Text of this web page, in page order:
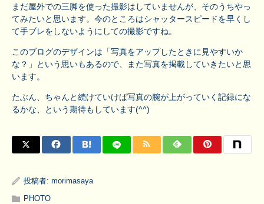
まだ屋外での三脚を使った撮影はしていませんが、そのうちやっ
てみたいと思います。今のところはシャッタースピードを早くし
て手ブレをしないようにしての撮影ですね。
このブログのデザインは「写真をアップしたときに見やすいか
な？」という思いもあるので、また写真を掲載していきたいと思
います。
たぶん、ちゃんと続けていけば写真の腕が上がっていく記録にな
るかな、という期待もしています(^^)
投稿者: morimasaya
PHOTO